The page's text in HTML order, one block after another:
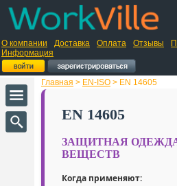
О компании Доставка Оплата Отзывы
Информация
Главная > EN-ISO > EN 14605
EN 14605
ЗАЩИТНАЯ
ВЕЩЕСТВ
Когда применяют: